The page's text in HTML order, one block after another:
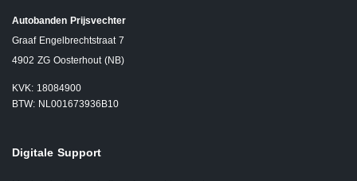
Autobanden Prijsvechter
Graaf Engelbrechtstraat 7
4902 ZG Oosterhout (NB)
KVK: 18084900
BTW: NL001673936B10
Digitale Support